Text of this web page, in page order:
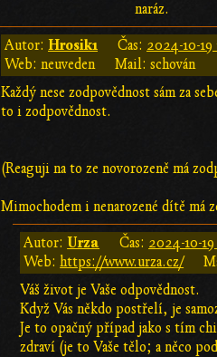
naráz.
Autor: Hrosik1 Čas: 2024-10-19
Web: neuveden
Mail: schován
Každý nese zodpovědnost sám za
to i zodpovědnost.
(Reaguji na to ze novorozeně má
Mimochodem i nenarozené dítě má
Autor: Urza Čas: 2024-10-
Web:https://www.urza.cz/
Váš život je Vaše odpovědnost.
Když Vás někdo postřelí, je
Je to opačný případ jako s tím
zdraví (je to Vaše tělo; a něco